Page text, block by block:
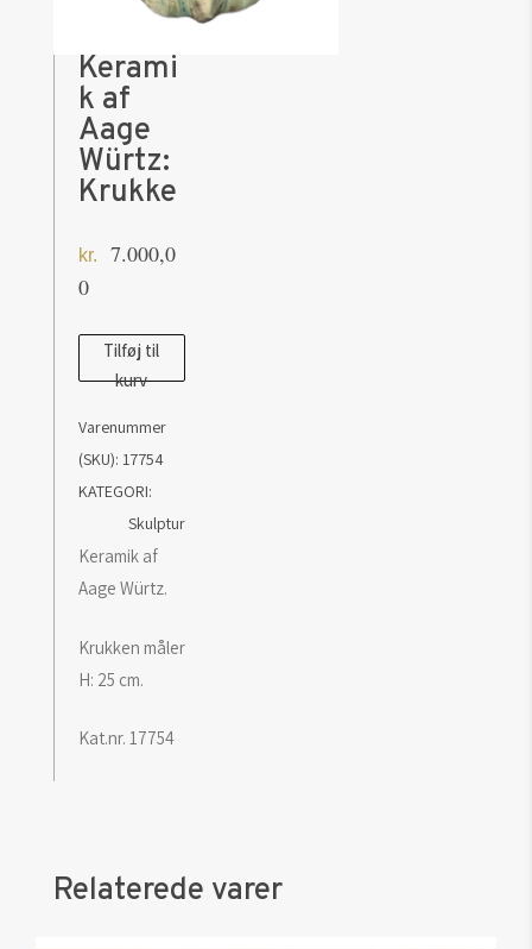
Kerami
k af
Aage
Würtz:
Krukke
kr.
7.000,0
0
Keramik
af
Tilføj til
kurv
Varenummer
(SKU): 17754
KATEGORI:
Skulptur
Keramik af
Aage Würtz.
Krukken måler
H: 25 cm.
Kat.nr. 17754
Relaterede varer